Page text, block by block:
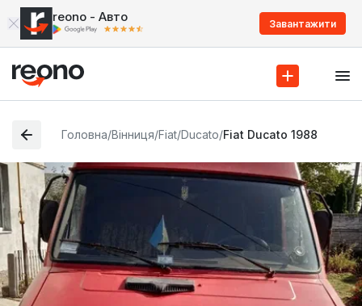
reono - Авто Завантажити
Головна/Вінниця/Fiat/Ducato/Fiat Ducato 1988